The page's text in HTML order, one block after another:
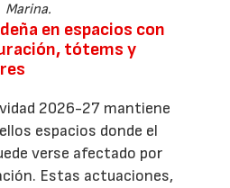
Marina.
en espacios con
tótems y
2026-27 mantiene
espacios donde el
verse afectado por
Estas actuaciones,